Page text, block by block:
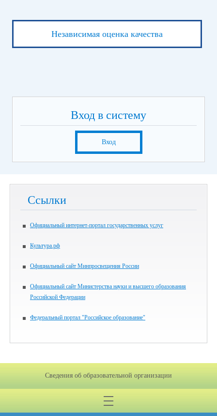
Независимая оценка качества
Вход в систему
Вход
Ссылки
Официальный интернет-портал государственных услуг
Культура.рф
Официальный сайт Минпросвещения России
Официальный сайт Министерства науки и высшего образования
Российской Федерации
Федеральный портал "Российское образование"
Сведения об образовательной организации